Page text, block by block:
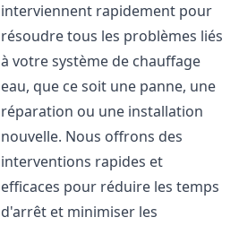
interviennent rapidement pour
résoudre tous les problèmes liés
à votre système de chauffage
eau, que ce soit une panne, une
réparation ou une installation
nouvelle. Nous offrons des
interventions rapides et
efficaces pour réduire les temps
d'arrêt et minimiser les